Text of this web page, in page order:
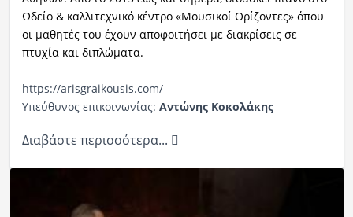
Ωδείο & καλλιτεχνικό κέντρο «Μουσικοί Ορίζοντες» όπου
οι μαθητές του έχουν αποφοιτήσει με διακρίσεις σε
πτυχία και διπλώματα.
https://arisgraikousis.com/
Υπεύθυνος επικοινωνίας: Αντώνης Κοκολάκης
Διαβάστε περισσότερα...